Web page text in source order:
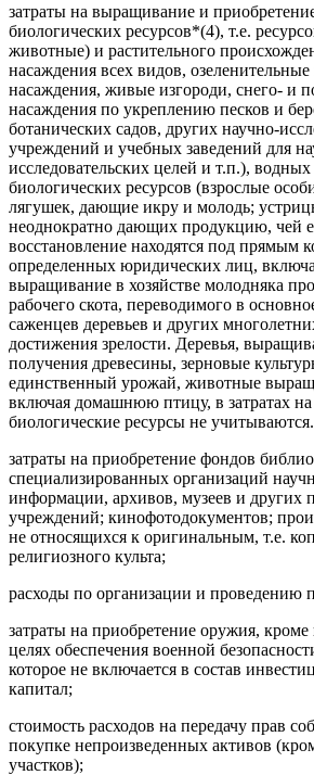
затраты на выращивание и
биологических ресурсов*(4), т.е.
животные) и растительного
насаждения всех видов,
насаждения, живые изгороди, снего- и
насаждения по укреплению песков и
ботанических садов, других научно-
учреждений и учебных заведений для
исследовательских целей и т.п.),
биологических ресурсов (взрослые
лягушек, дающие икру и молодь;
неоднократно дающих продукцию, чей
восстановление находятся под прямым
определенных юридических лиц,
выращивание в хозяйстве молодняка
рабочего скота, переводимого в
саженцев деревьев и других
достижения зрелости. Деревья,
получения древесины, зерновые
единственный урожай, животные
включая домашнюю птицу, в затратах
биологические ресурсы не учитываются.
затраты на приобретение фондов
специализированных организаций
информации, архивов, музеев и других
учреждений; кинофотодокументов;
не относящихся к оригинальным, т.е.
религиозного культа;
расходы по организации и проведению
затраты на приобретение оружия, кроме
целях обеспечения военной
которое не включается в состав
капитал;
стоимость расходов на передачу прав
покупке непроизведенных активов
участков);